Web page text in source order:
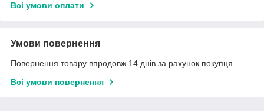
Всі умови оплати
Умови повернення
Повернення товару впродовж 14 днів за рахунок покупця
Всі умови повернення